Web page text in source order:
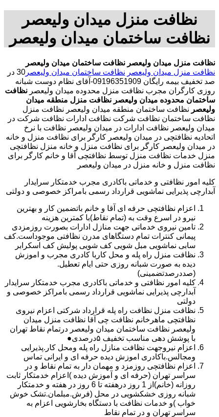
نظافت منزل میدان ولیعصر
نظافت ساختمان میدان ولیعصر
نظافت منزل میدان ولیعصر نظافت ساختمان میدان ولیعصر
نظافت منزل میدان ولیعصر نظافت ساختمان میدان ولیعصر
30 در
صد تخفیف بیمه رایگان 09196351909-آقای نظام دوست شبانه
روزی کارگران مجرب نظافت منزل محدوده میدان ولیعصر نظافت
ساختمان محدوده میدان ولیعصر نظافت منزل منطقه میدان
ولیعصر نظافت ساختمان منطقه میدان ولیعصر نظافت منزل
نظافت ساختمان نظافت شرکت نظافت ادارات نظافت شرکت در
میدان ولیعصر نظافت ادارات در میدان ولیعصر نظافت با نرخ
اتحادیه نظافتچی در میدان ولیعصر کارگر برای نظافت منزل و خانه
در میدان ولیعصر کارگر برای نظافت منزل و خانه منزل نظافتچی
منزل خدمات نظافت منزل توسط نظافتچی آقا و خانم کارگر برای
نظافت منزل و خانه منزل در میدان ولیعصر
کلیه امور نظافتی و خدماتی باکادری مجرب خدمتکار سرایدار
آبدارچی پذیرایی نماشویی قرارداد رسمی بامراکز خصوصی و دولتی
اعزام نظافتچی حرفه ای آقا و خانم باتضمین کار و بهترین
نیرو در اسرع وقت به (تمام نقاط)با کمترین هزینه
تامین نیروی خدماتی جهت منازل ادارات بصورت روزمزدی
پیمانی کنترات تمام دستگاهای مدرن نظافتی موجوداست.کف
سابی نماشویی مبل شویی کف شویی پولیش کف اسکرابر
نظافت منزل راه پله و محل کاربا کادری مجرب و اموزش
دیده به صورت شبانه روزی حتی ایام تعطیل.
(صددرصدتضمینی)
کلیه امور نظافتی و خدماتی باکادری مجرب خدمتکار سرایدار
آبدارچی پذیرایی نماشویی قرارداد رسمی بامراکز خصوصی و
دولتی
نظافت منزل نظافت راه پله قرارداد شرکتی اعزام نیروی
نظافتچی ماهرخانم نظافت چی آقا نظافت منزل میدان
ولیعصر نظافت ساختمان میدان ولیعصر درتمام نقاط تهران
با پوشش دهی مناسب تخفیف ۵درصدی●
اعزام نیروجهت نظافت منازل راه پله ومحل کار.پذیرایی
ومجالس.باکادری اموزش دیده حرفه ای و ایرانی تماس
اعزام نظافتچی روزمزد و مهمان دار به تمام نقاط و در
سراسر تهران (حرفه ای و آموزش دیده )اعزام خدمتکار ثابت
روزانه (خانم)از 1 روز درهفته تا 6 روز در هفته و خدمتکار
شبانه روزی خشکشویی در محل (فرش.مبلمان.تشک خوش
خواب )و خدمات نظافت با دستگاه بخارشویی اعزام به
سراسر تهران و در تمام نقاط